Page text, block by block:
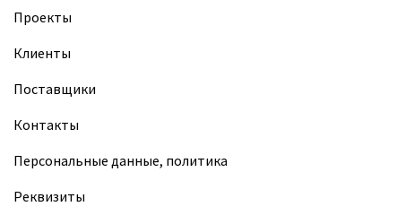
Проекты
Клиенты
Поставщики
Контакты
Персональные данные, политика
Реквизиты